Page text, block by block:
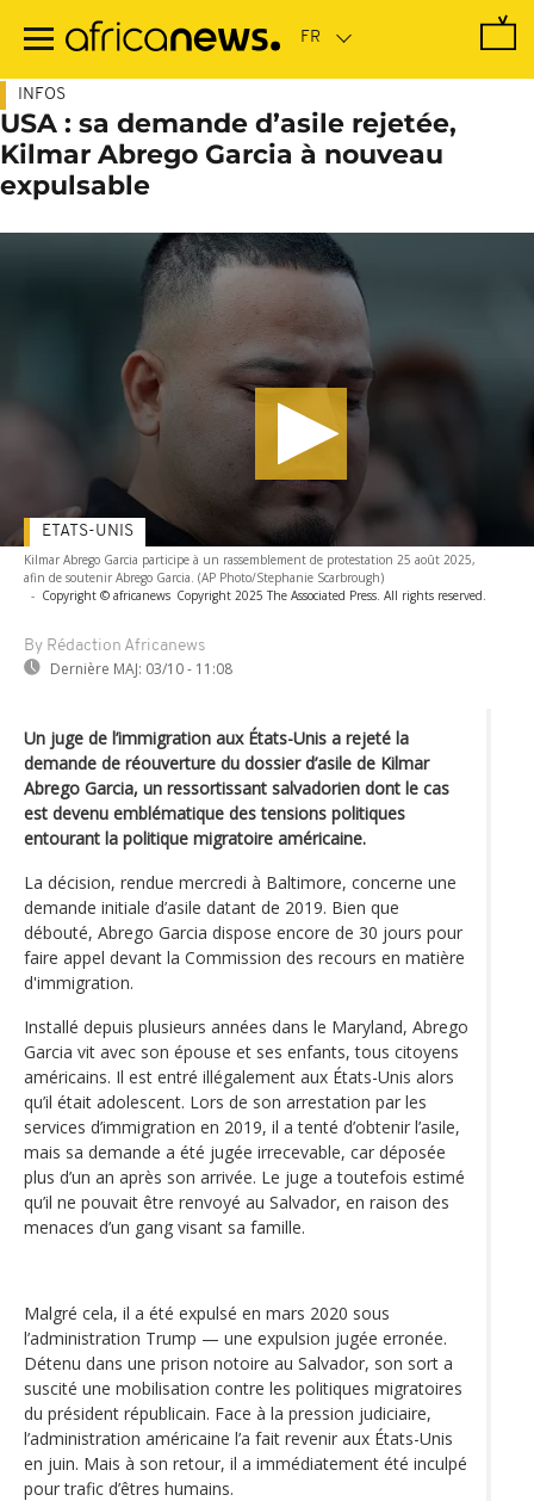
contenu
INFOS
USA : sa demande d’asile rejetée,
Kilmar Abrego Garcia à nouveau
expulsable
Kilmar Abrego Garcia participe à un rassemblement de protestation 25 août 2025,
afin de soutenir Abrego Garcia. (AP Photo/Stephanie Scarbrough)
- Copyright © africanews Copyright 2025 The Associated Press. All rights reserved.
By Rédaction Africanews
Dernière MAJ: 03/10 - 11:08
ETATS-UNIS
Un juge de l’immigration aux États-Unis a rejeté la
demande de réouverture du dossier d’asile de Kilmar
Abrego Garcia, un ressortissant salvadorien dont le cas
est devenu emblématique des tensions politiques
entourant la politique migratoire américaine.
La décision, rendue mercredi à Baltimore, concerne une
demande initiale d’asile datant de 2019. Bien que
débouté, Abrego Garcia dispose encore de 30 jours pour
faire appel devant la Commission des recours en matière
d'immigration.
Installé depuis plusieurs années dans le Maryland, Abrego
Garcia vit avec son épouse et ses enfants, tous citoyens
américains. Il est entré illégalement aux États-Unis alors
qu’il était adolescent. Lors de son arrestation par les
services d’immigration en 2019, il a tenté d’obtenir l’asile,
mais sa demande a été jugée irrecevable, car déposée
plus d’un an après son arrivée. Le juge a toutefois estimé
qu’il ne pouvait être renvoyé au Salvador, en raison des
menaces d’un gang visant sa famille.
Malgré cela, il a été expulsé en mars 2020 sous
l’administration Trump — une expulsion jugée erronée.
Détenu dans une prison notoire au Salvador, son sort a
suscité une mobilisation contre les politiques migratoires
du président républicain. Face à la pression judiciaire,
l’administration américaine l’a fait revenir aux États-Unis
en juin. Mais à son retour, il a immédiatement été inculpé
pour trafic d’êtres humains.